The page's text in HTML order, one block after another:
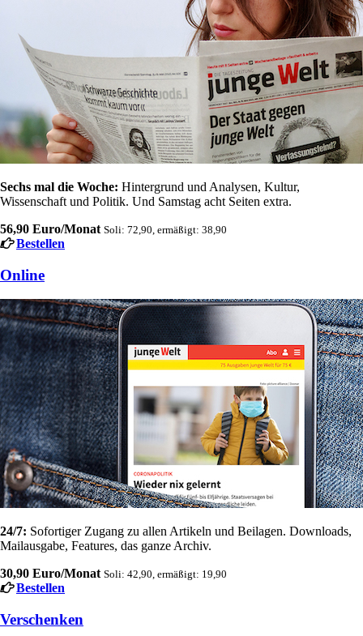
Sechs mal die Woche: Hintergrund und Analysen, Kultur,
Wissenschaft und Politik. Und Samstag acht Seiten extra.
56,90 Euro/Monat Soli: 72,90, ermäßigt: 38,90
Bestellen
Online
24/7: Sofortiger Zugang zu allen Artikeln und Beilagen. Downloads,
Mailausgabe, Features, das ganze Archiv.
30,90 Euro/Monat Soli: 42,90, ermäßigt: 19,90
Bestellen
Verschenken